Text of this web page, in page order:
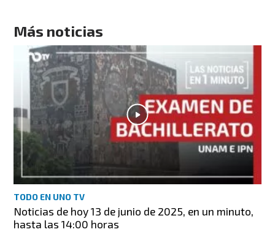
Más noticias
TODO EN UNO TV
Noticias de hoy 13 de junio de 2025, en un minuto,
hasta las 14:00 horas